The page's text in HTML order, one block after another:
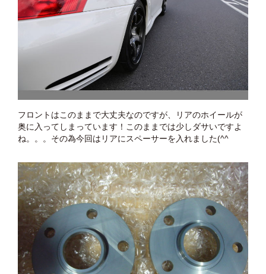
フロントはこのままで大丈夫なのですが、リアのホイールが
奥に入ってしまっています！このままでは少しダサいですよ
ね。。。その為今回はリアにスペーサーを入れました(^^ゞ